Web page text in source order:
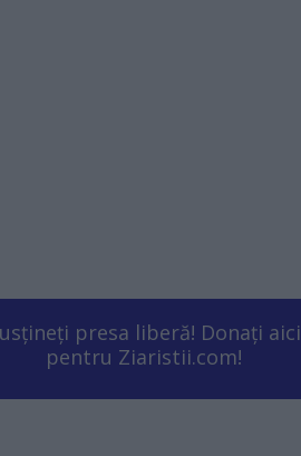
presa liberă! Donați aici
pentru Ziaristii.com!